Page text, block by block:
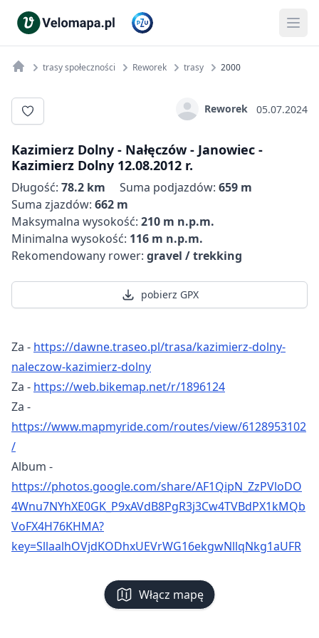
Włącz mapę
trasy społeczności Reworek trasy 2000
Reworek 05.07.2024
Kazimierz Dolny - Nałęczów - Janowiec -
Kazimierz Dolny 12.08.2012 r.
Długość: 78.2 km Suma podjazdów: 659 m
Suma zjazdów: 662 m
Maksymalna wysokość: 210 m n.p.m.
Minimalna wysokość: 116 m n.p.m.
Rekomendowany rower: gravel / trekking
pobierz GPX
Za - https://dawne.traseo.pl/trasa/kazimierz-dolny-
naleczow-kazimierz-dolny
Za - https://web.bikemap.net/r/1896124
Za -
https://www.mapmyride.com/routes/view/6128953102
/
Album -
https://photos.google.com/share/AF1QipN_ZzPVloDO
4Wnu7NYhXE0GK_P9xAVdB8PgR3j3Cw4TVBdPX1kMQb
VoFX4H76KHMA?
key=SllaalhOVjdKODhxUEVrWG16ekgwNllqNkg1aUFR